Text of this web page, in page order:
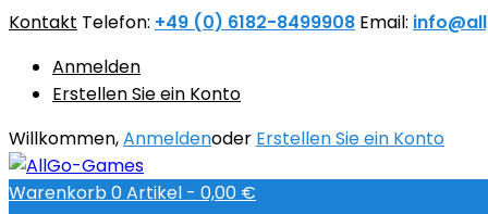
Kontakt Telefon: +49 (0) 6182-8499908 Email:
Anmelden
Erstellen Sie ein Konto
Willkommen,Anmeldenoder Erstellen Sie ein Konto
Warenkorb0Artikel - 0,00 €